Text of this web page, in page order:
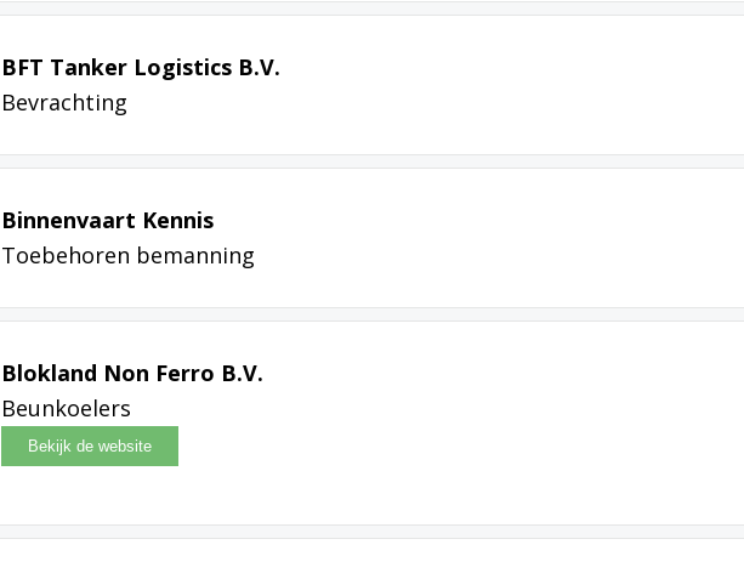
BFT Tanker Logistics B.V.
Bevrachting
Binnenvaart Kennis
Toebehoren bemanning
Blokland Non Ferro B.V.
Beunkoelers